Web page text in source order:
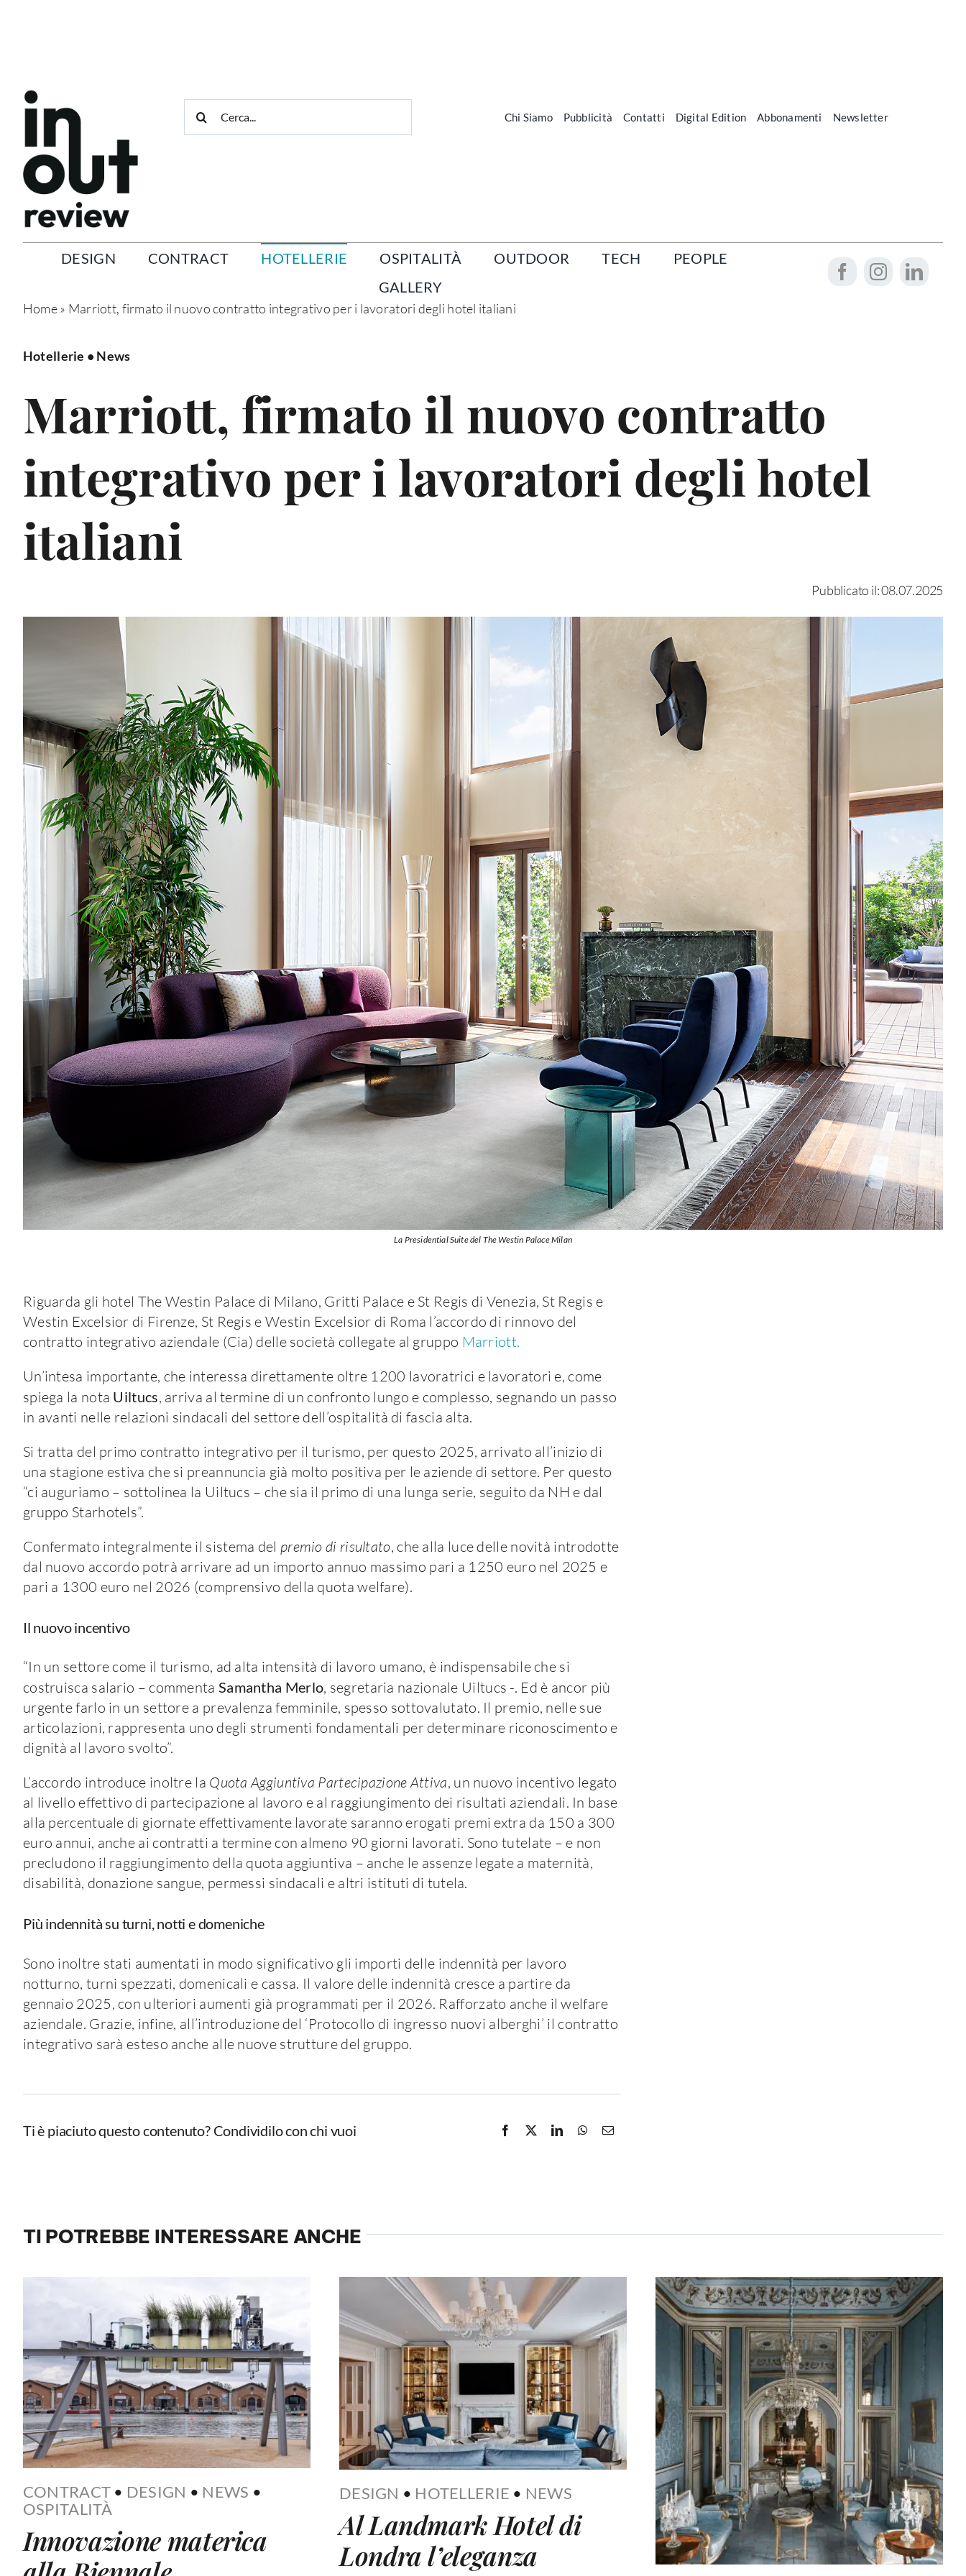
per:
Chi Siamo Pubblicità Contatti Digital Edition Abbonamenti Newsletter
DESIGN CONTRACT HOTELLERIE OSPITALITÀ OUTDOOR TECH
PEOPLE
GALLERY
Home» Marriott, firmato il nuovo contratto integrativo per i lavoratori degli hotel italiani
Hotellerie • News
Marriott, firmato il nuovo contratto
integrativo per i lavoratori degli hotel
italiani
Pubblicato il: 08.07.2025
La Presidential Suite del The Westin Palace Milan
Riguarda gli hotel The Westin Palace di Milano, Gritti Palace e St Regis di Venezia, St Regis e
Westin Excelsior di Firenze, St Regis e Westin Excelsior di Roma l’accordo di rinnovo del
contratto integrativo aziendale (Cia) delle società collegate al gruppo Marriott.
Un’intesa importante, che interessa direttamente oltre 1200 lavoratrici e lavoratori e, come
spiega la nota Uiltucs, arriva al termine di un confronto lungo e complesso, segnando un passo
in avanti nelle relazioni sindacali del settore dell’ospitalità di fascia alta.
Si tratta del primo contratto integrativo per il turismo, per questo 2025, arrivato all’inizio di
una stagione estiva che si preannuncia già molto positiva per le aziende di settore. Per questo
“ci auguriamo – sottolinea la Uiltucs – che sia il primo di una lunga serie, seguito da NH e dal
gruppo Starhotels”.
Confermato integralmente il sistema del premio di risultato, che alla luce delle novità introdotte
dal nuovo accordo potrà arrivare ad un importo annuo massimo pari a 1250 euro nel 2025 e
pari a 1300 euro nel 2026 (comprensivo della quota welfare).
Il nuovo incentivo
“In un settore come il turismo, ad alta intensità di lavoro umano, è indispensabile che si
costruisca salario – commenta Samantha Merlo, segretaria nazionale Uiltucs -. Ed è ancor più
urgente farlo in un settore a prevalenza femminile, spesso sottovalutato. Il premio, nelle sue
articolazioni, rappresenta uno degli strumenti fondamentali per determinare riconoscimento e
dignità al lavoro svolto”.
L’accordo introduce inoltre la Quota Aggiuntiva Partecipazione Attiva, un nuovo incentivo legato
al livello effettivo di partecipazione al lavoro e al raggiungimento dei risultati aziendali. In base
alla percentuale di giornate effettivamente lavorate saranno erogati premi extra da 150 a 300
euro annui, anche ai contratti a termine con almeno 90 giorni lavorati. Sono tutelate – e non
precludono il raggiungimento della quota aggiuntiva – anche le assenze legate a maternità,
disabilità, donazione sangue, permessi sindacali e altri istituti di tutela.
Più indennità su turni, notti e domeniche
Sono inoltre stati aumentati in modo significativo gli importi delle indennità per lavoro
notturno, turni spezzati, domenicali e cassa. Il valore delle indennità cresce a partire da
gennaio 2025, con ulteriori aumenti già programmati per il 2026. Rafforzato anche il welfare
aziendale. Grazie, infine, all’introduzione del ‘Protocollo di ingresso nuovi alberghi’ il contratto
integrativo sarà esteso anche alle nuove strutture del gruppo.
Ti è piaciuto questo contenuto? Condividilo con chi vuoi
TI POTREBBE INTERESSARE ANCHE
CONTRACT • DESIGN • NEWS •
OSPITALITÀ
Innovazione materica
DESIGN • HOTELLERIE • NEWS
Al Landmark Hotel di
Londra l’eleganza